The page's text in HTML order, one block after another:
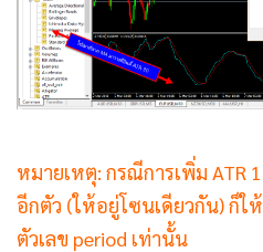
หมายเหตุ: กรณีการเพิ่ม ATR
อีกตัว (ให้อยู่โซนเดียวกัน) ก็ใ
ตัวเลข period เท่านั้น